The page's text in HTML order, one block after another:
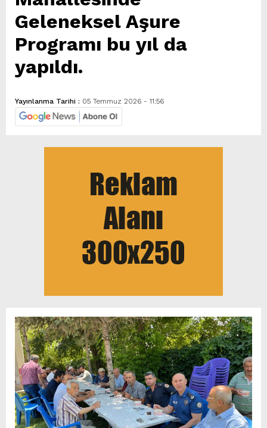
Geleneksel Aşure
Programı bu yıl da
yapıldı.
Yayınlanma Tarihi : 05 Temmuz 2026 - 11:56